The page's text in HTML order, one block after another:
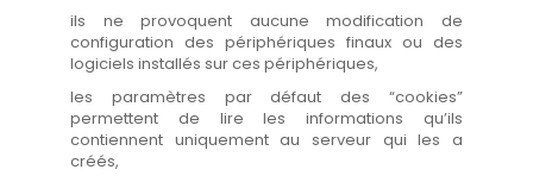
ils ne provoquent aucune modification de
configuration des périphériques finaux ou des
logiciels installés sur ces périphériques,
les paramètres par défaut des “cookies”
permettent de lire les informations qu’ils
contiennent uniquement au serveur qui les a
créés,